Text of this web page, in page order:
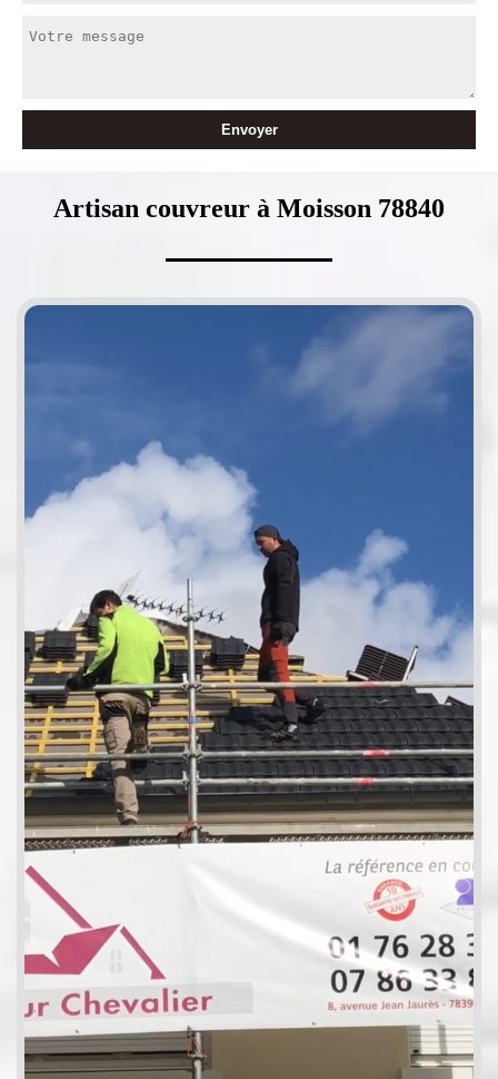
Artisan couvreur à Moisson 78840